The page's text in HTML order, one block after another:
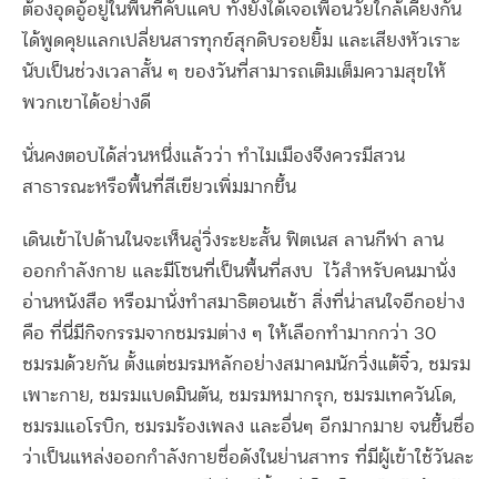
ต้องอุดอู้อยู่ในพื้นที่คับแคบ ทั้งยังได้เจอเพื่อนวัยใกล้เคียงกัน
ได้พูดคุยแลกเปลี่ยนสารทุกข์สุกดิบรอยยิ้ม และเสียงหัวเราะ
นับเป็นช่วงเวลาสั้น ๆ ของวันที่สามารถเติมเต็มความสุขให้
พวกเขาได้อย่างดี
นั่นคงตอบได้ส่วนหนึ่งแล้วว่า ทำไมเมืองจึงควรมีสวน
สาธารณะหรือพื้นที่สีเขียวเพิ่มมากขึ้น
เดินเข้าไปด้านในจะเห็นลู่วิ่งระยะสั้น ฟิตเนส ลานกีฬา ลาน
ออกกำลังกาย และมีโซนที่เป็นพื้นที่สงบ ไว้สำหรับคนมานั่ง
อ่านหนังสือ หรือมานั่งทำสมาธิตอนเช้า สิ่งที่น่าสนใจอีกอย่าง
คือ ที่นี่มีกิจกรรมจากชมรมต่าง ๆ ให้เลือกทำมากกว่า 30
ชมรมด้วยกัน ตั้งแต่ชมรมหลักอย่างสมาคมนักวิ่งแต้จิ๋ว, ชมรม
เพาะกาย, ชมรมแบดมินตัน, ชมรมหมากรุก, ชมรมเทควันโด,
ชมรมแอโรบิก, ชมรมร้องเพลง และอื่นๆ อีกมากมาย จนขึ้นชื่อ
ว่าเป็นแหล่งออกกำลังกายชื่อดังในย่านสาทร ที่มีผู้เข้าใช้วันละ